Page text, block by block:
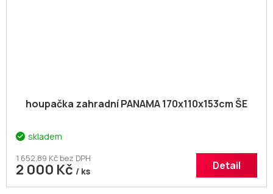
houpačka zahradní PANAMA 170x110x153cm ŠE
skladem
1 652,89 Kč bez DPH
2 000 Kč / ks Detail